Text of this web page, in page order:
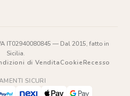
IT02940080845 — Dal 2015, fatto in
Sicilia.
di VenditaCookieRecesso
SICURI